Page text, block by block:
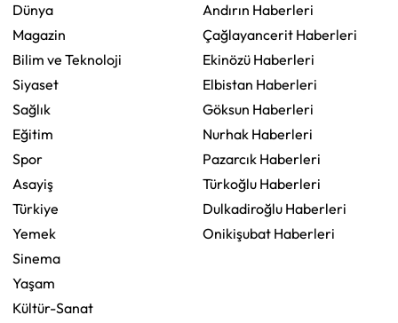
Dünya
Magazin
Bilim ve Teknoloji
Siyaset
Sağlık
Eğitim
Spor
Asayiş
Türkiye
Yemek
Sinema
Yaşam
Kültür-Sanat
Andırın Haberleri
Çağlayancerit Haberleri
Ekinözü Haberleri
Elbistan Haberleri
Göksun Haberleri
Nurhak Haberleri
Pazarcık Haberleri
Türkoğlu Haberleri
Dulkadiroğlu Haberleri
Onikişubat Haberleri